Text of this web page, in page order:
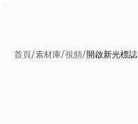
首頁/素材庫/視頻/開啟新光標誌